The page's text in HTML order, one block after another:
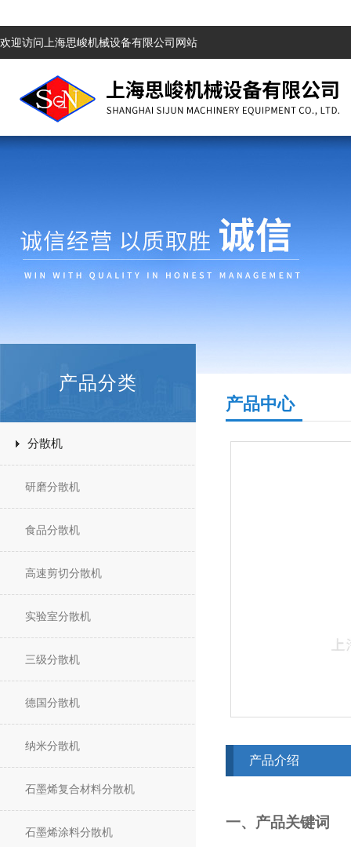
欢迎访问上海思峻机械设备有限公司网站
产品分类
分散机
研磨分散机
食品分散机
高速剪切分散机
实验室分散机
三级分散机
德国分散机
纳米分散机
石墨烯复合材料分散机
石墨烯涂料分散机
产品中心
产品介绍
一、产品关键词